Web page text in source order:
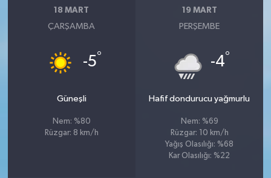
18 MART
ÇARŞAMBA
-5°
Güneşli
Nem: %80
Rüzgar: 8 km/h
19 MART
PERŞEMBE
-4°
Hafif dondurucu yağmurlu
Nem: %69
Rüzgar: 10 km/h
Yağış Olasılığı: %68
Kar Olasılığı: %22